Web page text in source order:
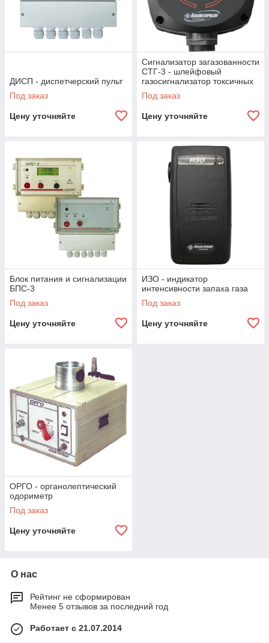
ДИСП - диспетчерский пульт
Под заказ
Цену уточняйте
Сигнализатор загазованности
СТГ-3 - шлейфовый
газосигнализатор токсичных
и горючих газов
Под заказ
Цену уточняйте
Блок питания и сигнализации
БПС-3
Под заказ
Цену уточняйте
ИЗО - индикатор
интенсивности запаха газа
Под заказ
Цену уточняйте
ОРГО - органолептический
одориметр
Под заказ
Цену уточняйте
О нас
Рейтинг не сформирован
Менее 5 отзывов за последний год
Работает с 21.07.2014